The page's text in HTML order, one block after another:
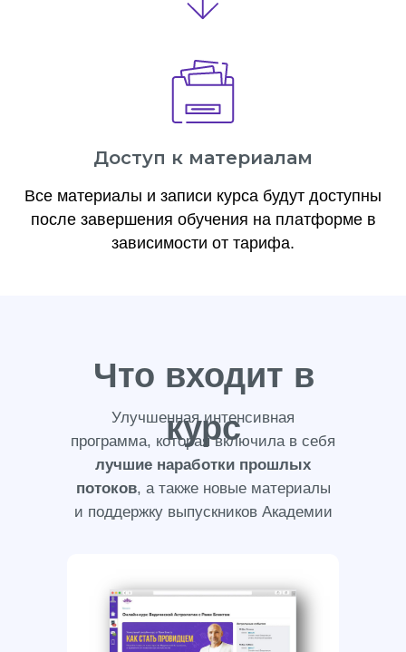
Доступ к материалам
Все материалы и записи курса будут доступны
после завершения обучения на платформе в
зависимости от тарифа.
Что входит в
курс
Улучшенная интенсивная
программа, которая включила в себя
лучшие наработки прошлых
потоков, а также новые материалы
и поддержку выпускников Академии